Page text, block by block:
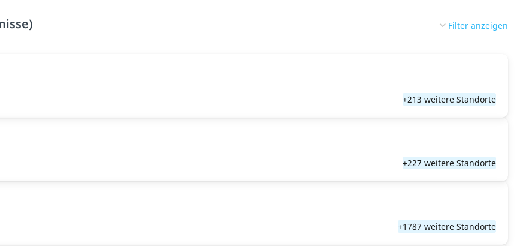
Filter anzeigen
+213 weitere Standorte
+227 weitere Standorte
+1787 weitere Standorte